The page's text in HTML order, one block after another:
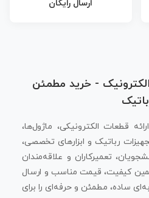
ارسال رایگان
- خرید مطمئن
قطعات الکترونیکی، ماژول‌ها،
رباتیک و ابزارهای تخصصی،
تعمیرکاران و علاقه‌مندان
کیفیت، قیمت مناسب و ارسال
ساده، مطمئن و حرفه‌ای را برای